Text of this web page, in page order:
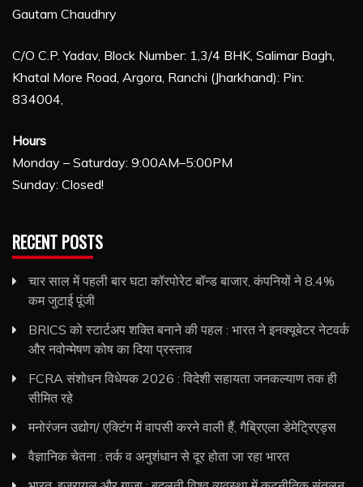
Gautam Chaudhry
C/O C.P. Yadav, Block Number: 1,3/4 BHK, Salimar Bagh,
Khatal More Road, Argora, Ranchi (Jharkhand): Pin:
834004,
Hours
Monday – Saturday: 9:00AM–5:00PM
Sunday: Closed!
RECENT POSTS
चार साल में पहली बार घटा कॉरपोरेट बॉन्ड बाजार, कंपनियों ने 8.4%
कम जुटाई पूंजी
BRICS को स्टार्टअप शक्ति बनाने की पहल : भारत ने इनक्यूबेटर नेटवर्क
और नवोन्मेषण कोष का दिया प्रस्ताव
FCRA संशोधन विधेयक 2026 : विदेशी सहायता जनकल्याण तक ही
सीमित रहे
मनोरंजन उद्योग/ एक्टिंग में वापसी करने वाली हैं, गैब्रिएला डेमेट्रिएड्स
वैज्ञानिक चेतना : तर्क व अनुशंधान से दूर होता जा रहा भारत